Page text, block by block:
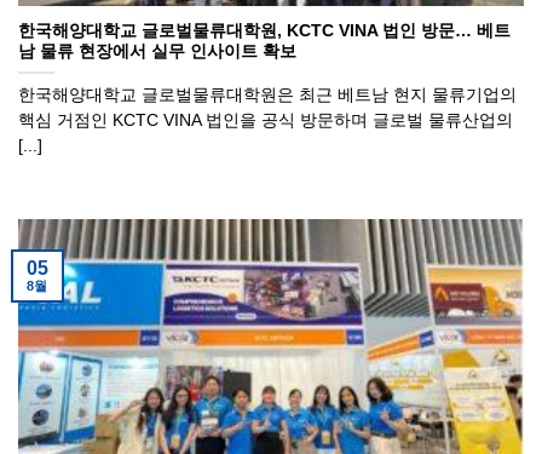
한국해양대학교 글로벌물류대학원, KCTC VINA 법인 방문… 베트
남 물류 현장에서 실무 인사이트 확보
한국해양대학교 글로벌물류대학원은 최근 베트남 현지 물류기업의
핵심 거점인 KCTC VINA 법인을 공식 방문하며 글로벌 물류산업의
[...]
05
8월